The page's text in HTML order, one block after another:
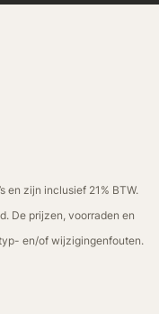
en zijn inclusief 21% BTW.
De prijzen, voorraden en
en/of wijzigingenfouten.